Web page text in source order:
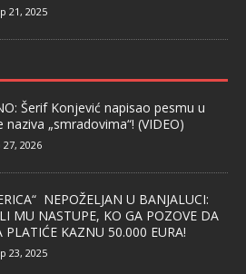
21, 2025
Šerif Konjević napisao pesmu u
„smradovima“! (VIDEO)
2026
NEPOŽELJAN U BANJALUCI:
MU NASTUPE, KO GA POZOVE DA
PLATIĆE KAZNU 50.000 EURA!
23, 2025